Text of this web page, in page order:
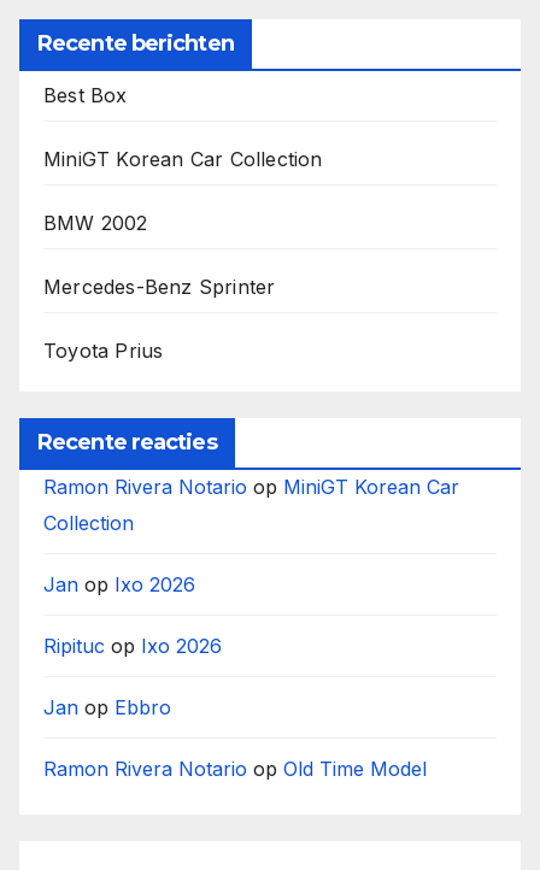
Recente berichten
Best Box
MiniGT Korean Car Collection
BMW 2002
Mercedes-Benz Sprinter
Toyota Prius
Recente reacties
Ramon Rivera Notario op MiniGT Korean Car
Collection
Jan op Ixo 2026
Ripituc op Ixo 2026
Jan op Ebbro
Ramon Rivera Notario op Old Time Model